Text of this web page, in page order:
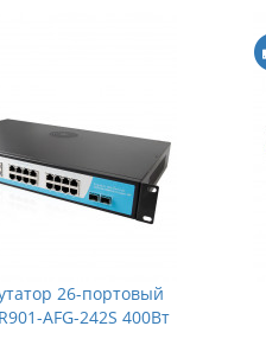
26-портовый
AFG-242S 400Вт